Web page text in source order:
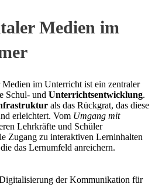
Medien im
im Unterricht ist ein zentraler
Schul- und Unterrichtsentwicklung.
als das Rückgrat, das diese
erleichtert. Vom Umgang mit
Lehrkräfte und Schüler
Zugang zu interaktiven Lerninhalten
das Lernumfeld anreichern.